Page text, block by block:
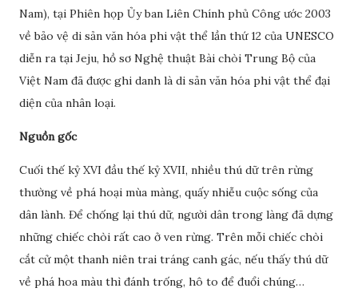
Nam), tại Phiên họp Ủy ban Liên Chính phủ Công ước 2003
về bảo vệ di sản văn hóa phi vật thể lần thứ 12 của UNESCO
diễn ra tại Jeju, hồ sơ Nghệ thuật Bài chòi Trung Bộ của
Việt Nam đã được ghi danh là di sản văn hóa phi vật thể đại
diện của nhân loại.
Nguồn gốc
Cuối thế kỷ XVI đầu thế kỷ XVII, nhiều thú dữ trên rừng
thường về phá hoại mùa màng, quấy nhiễu cuộc sống của
dân lành. Để chống lại thú dữ, người dân trong làng đã dựng
những chiếc chòi rất cao ở ven rừng. Trên mỗi chiếc chòi
cắt cử một thanh niên trai tráng canh gác, nếu thấy thú dữ
về phá hoa màu thì đánh trống, hô to để đuổi chúng…